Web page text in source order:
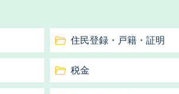
住民登録・戸籍・証明
税金